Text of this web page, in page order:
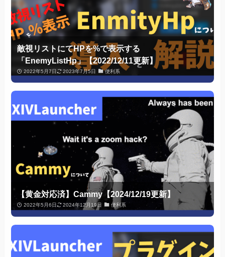
敵視リストにてHPを%で表示する
「EnemyListHp」【2022/12/11更新】
2022年5月7日 2023年7月5日 便利系
【黄金対応済】Cammy【2024/12/19更新】
2022年5月6日 2024年12月19日 便利系